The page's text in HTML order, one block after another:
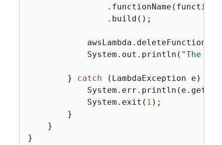
                .build();
            System.out.println(
"The "
        }
catch (LambdaException e)
            System.exit(
1 );
        }
    }
}